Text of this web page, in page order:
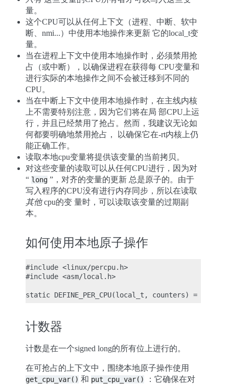
量。
这个CPU可以从任何上下文（进程、中断、软中
断、nmi...）中使用本地操作来更新 它的local_t变
量。
当在进程上下文中使用本地操作时，必须禁用抢
占（或中断），以确保进程在获得每 CPU变量和
进行实际的本地操作之间不会被迁移到不同的
CPU。
当在中断上下文中使用本地操作时，在主线内核
上不需要特别注意，因为它们将在局 部CPU上运
行，并且已经禁用了抢占。然而，我建议无论如
何都要明确地禁用抢占， 以确保它在-rt内核上仍
能正确工作。
读取本地cpu变量将提供该变量的当前拷贝。
对这些变量的读取可以从任何CPU进行，因为对
“ long ”，对齐的变量的更新 总是原子的。由于
写入程序的CPU没有进行内存同步，所以在读取
其他cpu的变 量时，可以读取该变量的过期副
本。
如何使用本地原子操作
#include <linux/percpu.h>
#include <asm/local.h>
计数器
计数是在一个signed long的所有位上进行的。
在可抢占的上下文中，围绕本地原子操作使用
get_cpu_var() 和 put_cpu_var()
：它确保在对